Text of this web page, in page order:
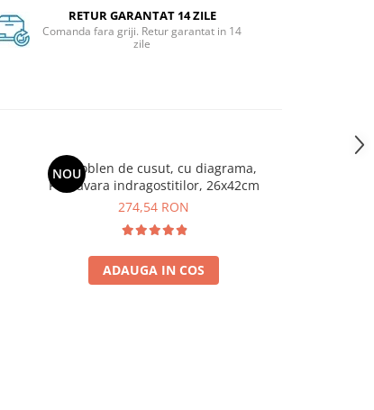
RETUR GARANTAT 14 ZILE
Comanda fara griji. Retur garantat in 14
zile
NOU
Set goblen de cusut, cu diagrama,
Primavara indragostitilor, 26x42cm
274,54 RON
ADAUGA IN COS